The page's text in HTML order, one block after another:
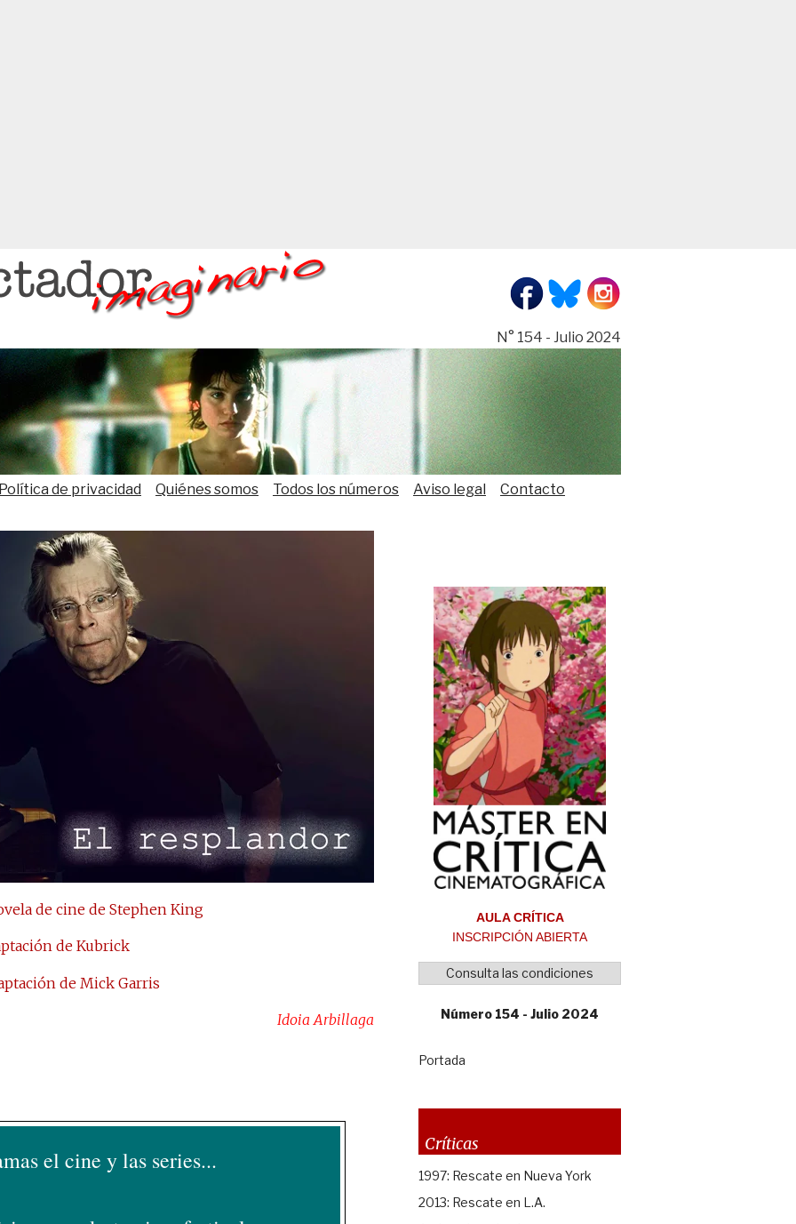
N° 154 - Julio 2024
Política de privacidad Quiénes somos Todos los números Aviso legal Contacto
de cine de Stephen King
de Kubrick
de Mick Garris
Idoia Arbillaga
el cine y las series...
AULA CRÍTICA
INSCRIPCIÓN ABIERTA
Consulta las condiciones
Número 154 - Julio 2024
Portada
Críticas
1997: Rescate en Nueva York
2013: Rescate en L.A.